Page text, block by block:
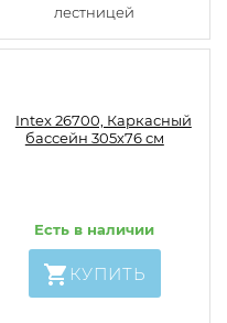
лестницей
Есть в наличии
КУПИТЬ